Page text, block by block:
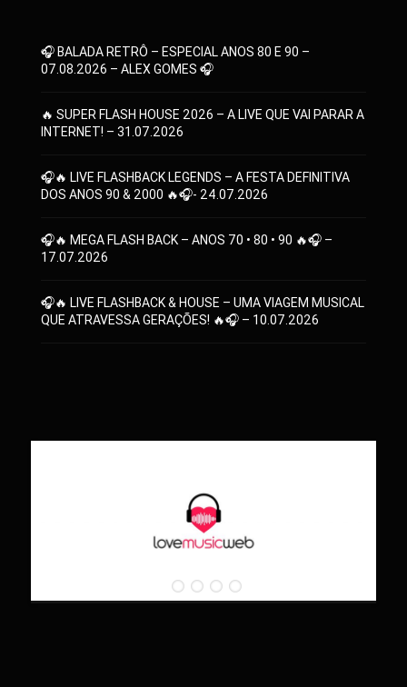
🎧 BALADA RETRÔ – ESPECIAL ANOS 80 E 90 –
07.08.2026 – ALEX GOMES 🎧
🔥 SUPER FLASH HOUSE 2026 – A LIVE QUE VAI PARAR A
INTERNET! – 31.07.2026
🎧🔥 LIVE FLASHBACK LEGENDS – A FESTA DEFINITIVA
DOS ANOS 90 & 2000 🔥🎧- 24.07.2026
🎧🔥 MEGA FLASH BACK – ANOS 70 • 80 • 90 🔥🎧 –
17.07.2026
🎧🔥 LIVE FLASHBACK & HOUSE – UMA VIAGEM MUSICAL
QUE ATRAVESSA GERAÇÕES! 🔥🎧 – 10.07.2026